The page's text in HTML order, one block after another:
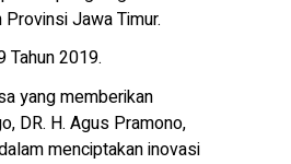
Jawa Timur.
Tahun 2019.
yang memberikan
DR. H. Agus Pramono,
menciptakan inovasi